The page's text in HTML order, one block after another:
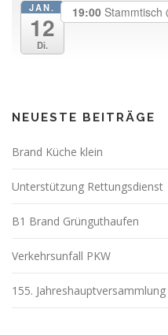
JAN.
12
Di.
19:00 Stammtisch
NEUESTE BEITRÄGE
Brand Küche klein
Unterstützung Rettungsdienst
B1 Brand Grünguthaufen
Verkehrsunfall PKW
155.